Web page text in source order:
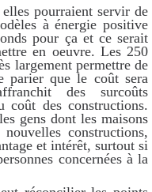
pourraient servir de
à énergie positive
pour ça et ce serait
en oeuvre. Les 250
largement permettre de
parier que le coût sera
des surcoûts
des constructions.
gens dont les maisons
constructions,
et intérêt, surtout si
concernées à la